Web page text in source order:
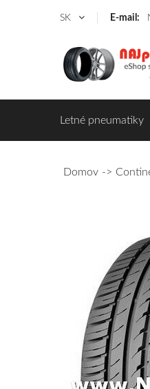
SK E-mail:
Letné pneumatiky
Domov